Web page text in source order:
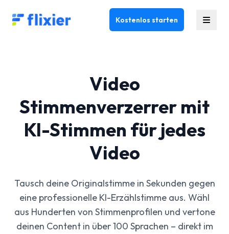
Flixier logo - Home Kostenlos starten
Video
Stimmenverzerrer mit
KI-Stimmen für jedes
Video
Tausch deine Originalstimme in Sekunden gegen
eine professionelle KI-Erzählstimme aus. Wähl
aus Hunderten von Stimmenprofilen und vertone
deinen Content in über 100 Sprachen – direkt im